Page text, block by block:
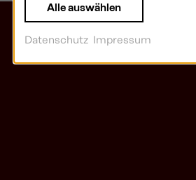
Der neue § 34k
Alle auswählen
Datenschutz Impressum